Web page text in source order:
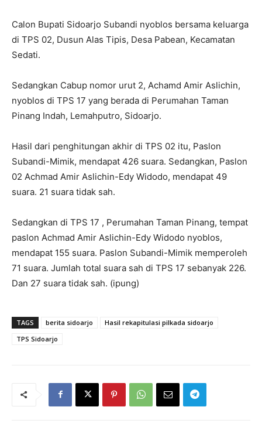
Calon Bupati Sidoarjo Subandi nyoblos bersama keluarga
di TPS 02, Dusun Alas Tipis, Desa Pabean, Kecamatan
Sedati.
Sedangkan Cabup nomor urut 2, Achamd Amir Aslichin,
nyoblos di TPS 17 yang berada di Perumahan Taman
Pinang Indah, Lemahputro, Sidoarjo.
Hasil dari penghitungan akhir di TPS 02 itu, Paslon
Subandi-Mimik, mendapat 426 suara. Sedangkan, Paslon
02 Achmad Amir Aslichin-Edy Widodo, mendapat 49
suara. 21 suara tidak sah.
Sedangkan di TPS 17 , Perumahan Taman Pinang, tempat
paslon Achmad Amir Aslichin-Edy Widodo nyoblos,
mendapat 155 suara. Paslon Subandi-Mimik memperoleh
71 suara. Jumlah total suara sah di TPS 17 sebanyak 226.
Dan 27 suara tidak sah. (ipung)
TAGS berita sidoarjo
Hasil rekapitulasi pilkada sidoarjo
TPS Sidoarjo